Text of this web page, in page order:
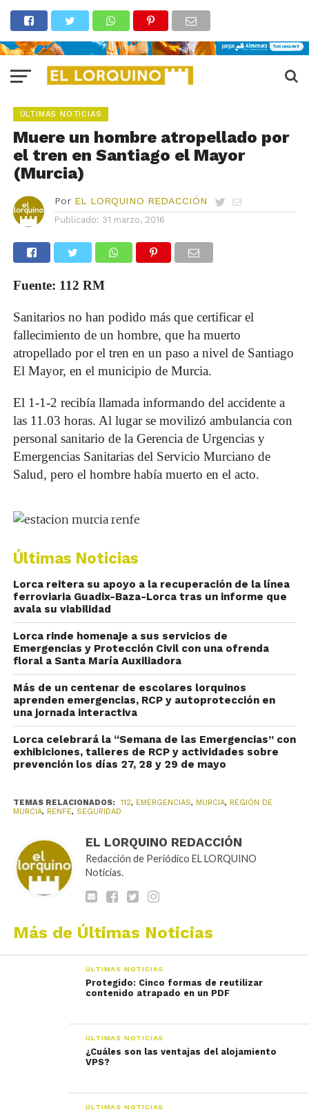
ÚLTIMAS NOTICIAS
Muere un hombre atropellado por
el tren en Santiago el Mayor
(Murcia)
Por EL LORQUINO REDACCIÓN
Publicado: 31 marzo, 2016
Fuente: 112 RM
Sanitarios no han podido más que certificar el
fallecimiento de un hombre, que ha muerto
atropellado por el tren en un paso a nivel de Santiago
El Mayor, en el municipio de Murcia.
El 1-1-2 recibía llamada informando del accidente a
las 11.03 horas. Al lugar se movilizó ambulancia con
personal sanitario de la Gerencia de Urgencias y
Emergencias Sanitarias del Servicio Murciano de
Salud, pero el hombre había muerto en el acto.
Últimas Noticias
Lorca reitera su apoyo a la recuperación de la línea
ferroviaria Guadix-Baza-Lorca tras un informe que
avala su viabilidad
Lorca rinde homenaje a sus servicios de
Emergencias y Protección Civil con una ofrenda
floral a Santa María Auxiliadora
Más de un centenar de escolares lorquinos
aprenden emergencias, RCP y autoprotección en
una jornada interactiva
Lorca celebrará la “Semana de las Emergencias” con
exhibiciones, talleres de RCP y actividades sobre
prevención los días 27, 28 y 29 de mayo
TEMAS RELACIONADOS: 112, EMERGENCIAS, MURCIA, REGIÓN DE
MURCIA, RENFE, SEGURIDAD
EL LORQUINO REDACCIÓN
Redacción de Periódico EL LORQUINO
Noticias.
Más de Últimas Noticias
ÚLTIMAS NOTICIAS
Protegido: Cinco formas de reutilizar
contenido atrapado en un PDF
ÚLTIMAS NOTICIAS
¿Cuáles son las ventajas del alojamiento
VPS?
ÚLTIMAS NOTICIAS